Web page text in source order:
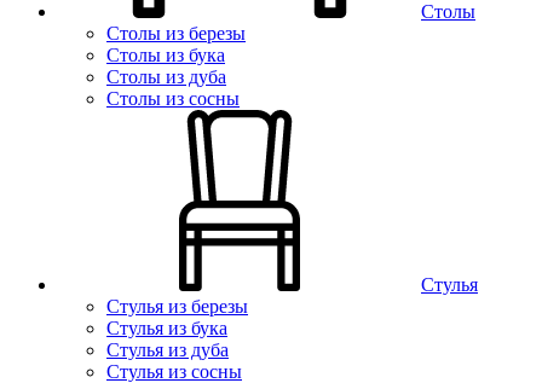
Столы
Столы из березы
Столы из бука
Столы из дуба
Столы из сосны
Стулья
Стулья из березы
Стулья из бука
Стулья из дуба
Стулья из сосны